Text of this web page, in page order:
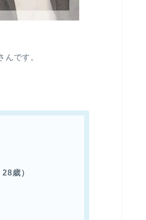
です。
歳）